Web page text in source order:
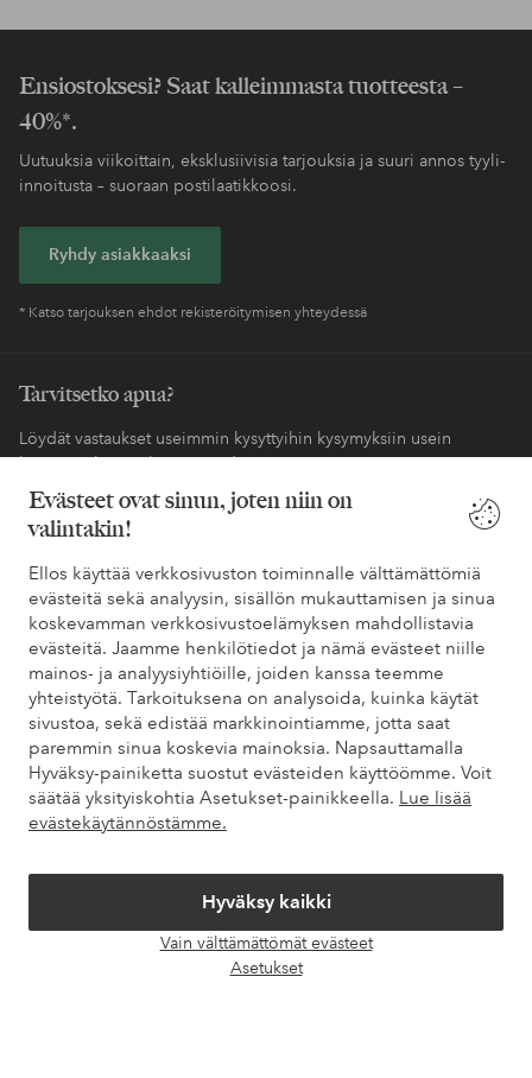
Evästeet ovat sinun, joten niin on
valintakin!
Ellos käyttää verkkosivuston toiminnalle välttämättömiä
evästeitä sekä analyysin, sisällön mukauttamisen ja sinua
koskevamman verkkosivustoelämyksen mahdollistavia
evästeitä. Jaamme henkilötiedot ja nämä evästeet niille
mainos- ja analyysiyhtiöille, joiden kanssa teemme
yhteistyötä. Tarkoituksena on analysoida, kuinka käytät
sivustoa, sekä edistää markkinointiamme, jotta saat
paremmin sinua koskevia mainoksia. Napsauttamalla
Hyväksy-painiketta suostut evästeiden käyttöömme. Voit
säätää yksityiskohtia Asetukset-painikkeella. Lue lisää
evästekäytännöstämme.
Hyväksy kaikki
Vain välttämättömät evästeet
Asetukset
Ensiostoksesi? Saat kalleimmasta tuotteesta –
40%*.
Uutuuksia viikoittain, eksklusiivisia tarjouksia ja suuri annos tyyli-
innoitusta – suoraan postilaatikkoosi.
Ryhdy asiakkaaksi
* Katso tarjouksen ehdot rekisteröitymisen yhteydessä
Tarvitsetko apua?
Löydät vastaukset useimmin kysyttyihin kysymyksiin usein
kysytyistä kysymyksistä. Löydät myös tietoa siitä, miten voit ottaa
meihin yhteyttä.
Omat sivut
Tietoa Elloksesta
Palvelumme